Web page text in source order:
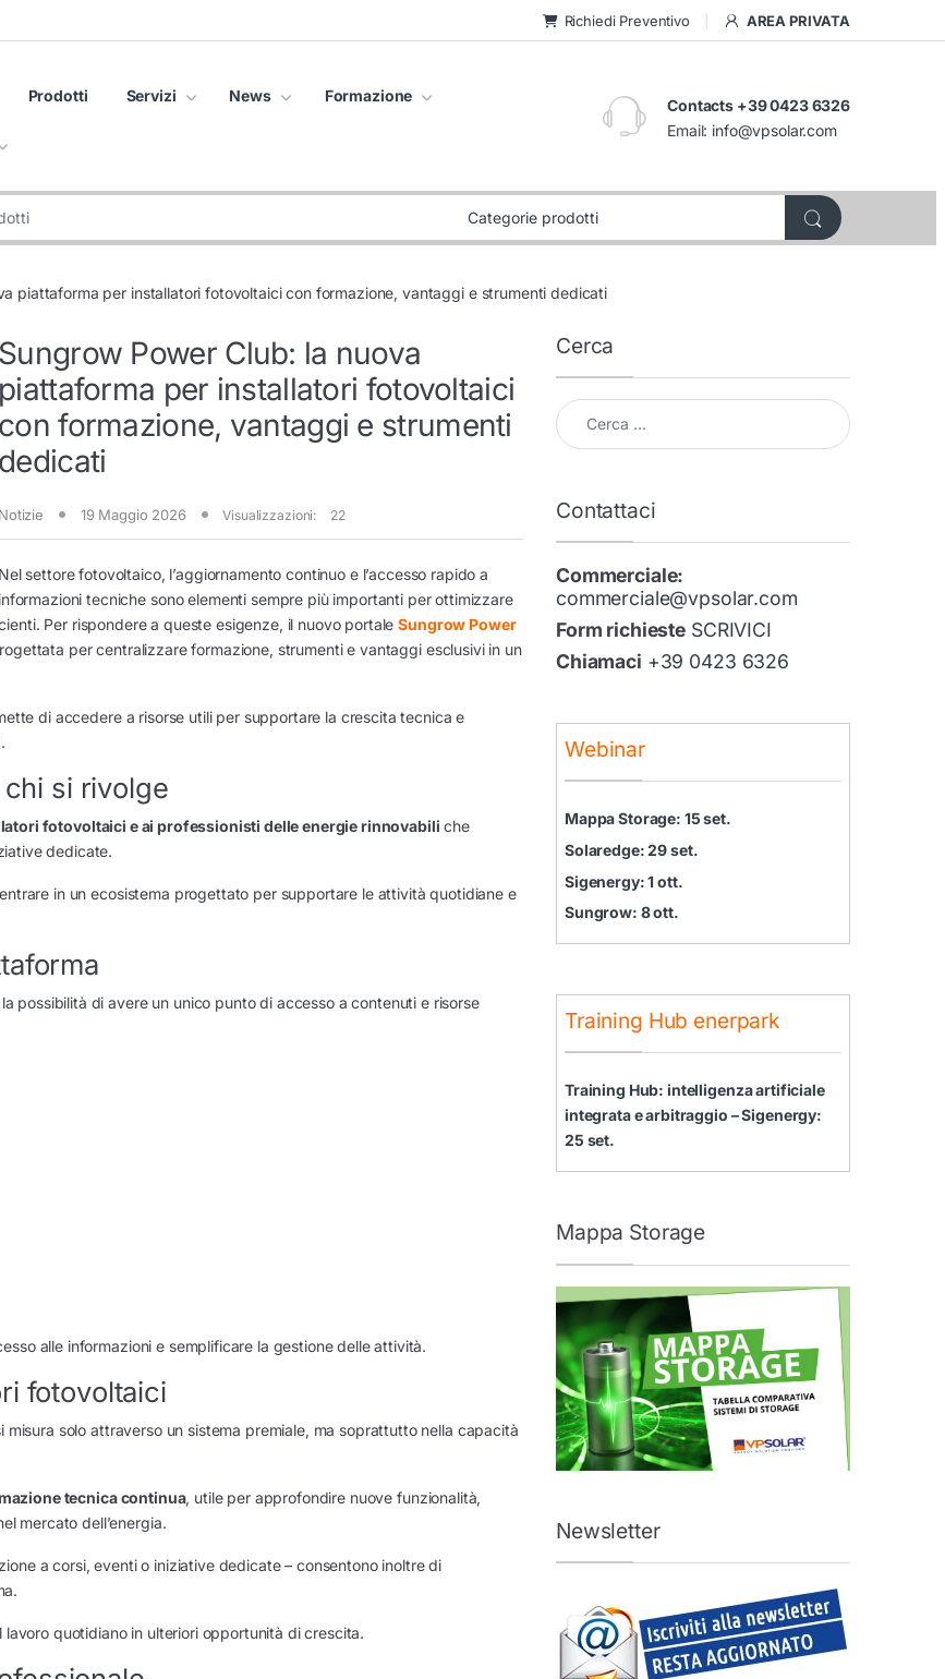
Richiedi Preventivo AREA PRIVATA
Prodotti Servizi News Formazione
Contacts +39 0423 6326
Email: info@vpsolar.com
piattaforma per installatori fotovoltaici con formazione, vantaggi e strumenti dedicati
Sungrow Power Club: la nuova
piattaforma per installatori fotovoltaici
con formazione, vantaggi e strumenti
dedicati
Notizie 19 Maggio 2026 Visualizzazioni: 22
Nel settore fotovoltaico, l’aggiornamento continuo e l’accesso rapido a
informazioni tecniche sono elementi sempre più importanti per ottimizzare
Per rispondere a queste esigenze, il nuovo portaleSungrow Power
per centralizzare formazione, strumenti e vantaggi esclusivi in un
di accedere a risorse utili per supportare la crescita tecnica e
chi si rivolge
fotovoltaici e ai professionisti delle energie rinnovabili che
dedicate.
in un ecosistema progettato per supportare le attività quotidiane e
possibilità di avere un unico punto di accesso a contenuti e risorse
alle informazioni e semplificare la gestione delle attività.
fotovoltaici
solo attraverso un sistema premiale, ma soprattutto nella capacità
tecnica continua, utile per approfondire nuove funzionalità,
mercato dell’energia.
a corsi, eventi o iniziative dedicate – consentono inoltre di
quotidiano in ulteriori opportunità di crescita.
Cerca
Cerca per:
Contattaci
Commerciale:
commerciale@vpsolar.com
Form richieste SCRIVICI
Chiamaci +39 0423 6326
Webinar
Mappa Storage: 15 set.
Solaredge: 29 set.
Sigenergy: 1 ott.
Sungrow: 8 ott.
Training Hub enerpark
Training Hub: intelligenza artificiale
integrata e arbitraggio – Sigenergy:
25 set.
Mappa Storage
Newsletter